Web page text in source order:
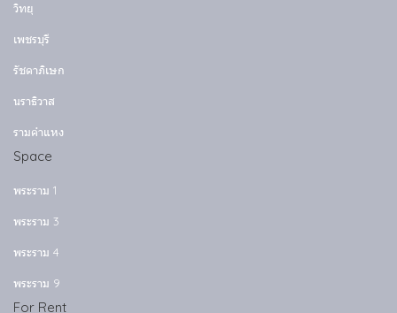
วิทยุ
เพชรบุรี
รัชดาภิเษก
นราธิวาส
รามคำแหง
Space
พระราม 1
พระราม 3
พระราม 4
พระราม 9
For Rent